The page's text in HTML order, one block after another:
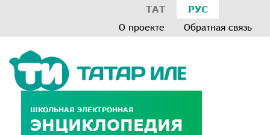
ТАТ РУС
О проекте Обратная связь
ШКОЛЬНАЯ ЭЛЕКТРОННАЯ
ЭНЦИКЛОПЕДИЯ